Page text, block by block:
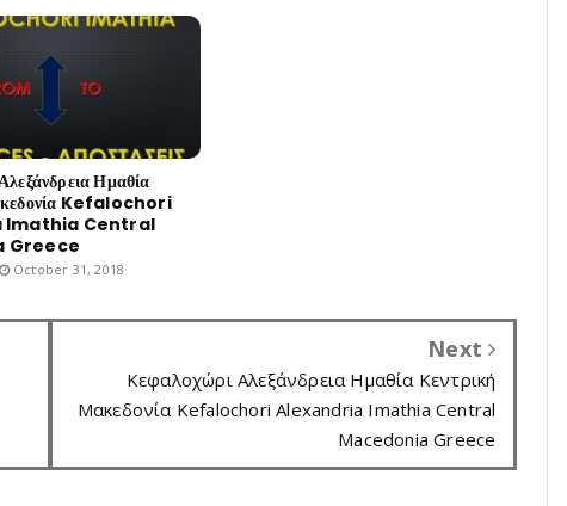
Ημαθία
Kefalochori
Imathia Central
Greece
October 31, 2018
Next
Κεφαλοχώρι Αλεξάνδρεια Ημαθία Κεντρική
Μακεδονία Kefalochori Alexandria Imathia Central
Macedonia Greece